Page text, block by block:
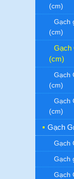
(cm)
Gạch
(cm)
Gạch
(cm)
Gạch
(cm)
Gạch
(cm)
Gạch
Gạch
Gạch
Gạch